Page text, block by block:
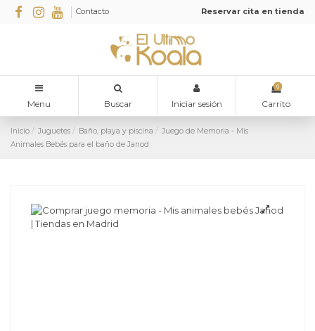
Contacto Reservar cita en tienda
Menu Buscar Iniciar sesión
0
Carrito
Inicio Juguetes Baño, playa y piscina
Juego de Memoria - Mis
Animales Bebés para el baño de Janod